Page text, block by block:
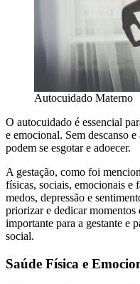
Autocuidado Materno
O autocuidado é essencial
e emocional. Sem descanso
podem se esgotar e adoecer.
A gestação, como foi
físicas, sociais, emocionais e
medos, depressão e
priorizar e dedicar momentos
importante para a gestante e
social.
Saúde Física e